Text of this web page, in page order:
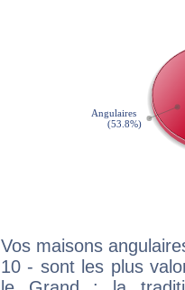
Vos maisons
10 - sont les plus